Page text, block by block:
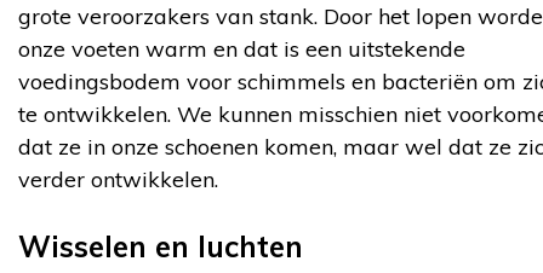
grote veroorzakers van stank. Door het lopen
onze voeten warm en dat is een uitstekende
voedingsbodem voor schimmels en bacteriën om
te ontwikkelen. We kunnen misschien niet
dat ze in onze schoenen komen, maar wel dat ze
verder ontwikkelen.
Wisselen en luchten